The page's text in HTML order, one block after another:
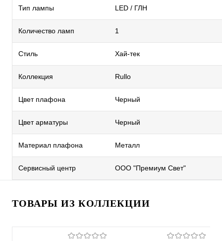
Тип лампы LED / ГЛН
Количество ламп 1
Стиль Хай-тек
Коллекция Rullo
Цвет плафона Черный
Цвет арматуры Черный
Материал плафона Металл
Сервисный центр ООО "Премиум Свет"
ТОВАРЫ ИЗ КОЛЛЕКЦИИ